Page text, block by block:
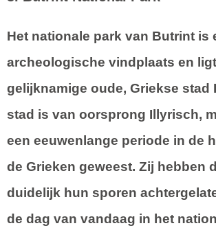
Het nationale park van Butrint is
archeologische vindplaats en
gelijknamige oude, Griekse stad
stad is van oorsprong Illyrisch,
een eeuwenlange periode in de
de Grieken geweest. Zij hebben
duidelijk hun sporen
de dag van vandaag in het